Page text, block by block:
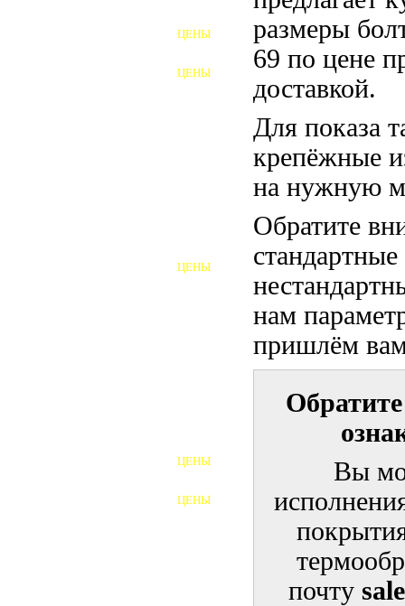
размеры
69 по цене
доставкой.
Для показа
крепёжные
на нужную
Обратите
нам
пришлём
Вы
почту
ЦЕНЫ
ЦЕНЫ
ШАЙБЫ ФУНДАМЕНТНЫЕ
ЦЕНЫ
ЦЕНЫ
ЦЕНЫ